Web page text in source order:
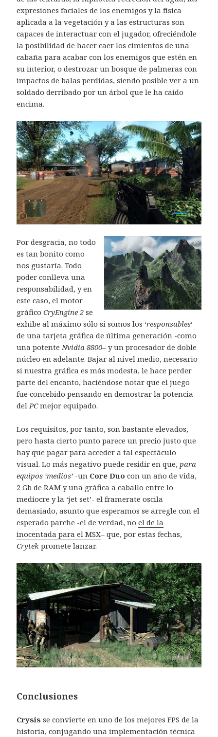
expresiones faciales de los enemigos y la física
aplicada a la vegetación y a las estructuras son
capaces de interactuar con el jugador, ofreciéndole
la posibilidad de hacer caer los cimientos de una
cabaña para acabar con los enemigos que estén en
su interior, o destrozar un bosque de palmeras con
impactos de balas perdidas, siendo posible ver a un
soldado derribado por un árbol que le ha caído
encima.
Por desgracia, no todo
es tan bonito como
nos gustaría. Todo
poder conlleva una
responsabilidad, y en
este caso, el motor
gráficoCryEngine 2 se
exhibe al máximo sólo si somos los ‘responsables‘
de una tarjeta gráfica de última generación -como
una potenteNvidia 8800– y un procesador de doble
núcleo en adelante. Bajar al nivel medio, necesario
si nuestra gráfica es más modesta, le hace perder
parte del encanto, haciéndose notar que el juego
fue concebido pensando en demostrar la potencia
delPCmejor equipado.
Los requisitos, por tanto, son bastante elevados,
pero hasta cierto punto parece un precio justo que
hay que pagar para acceder a tal espectáculo
visual. Lo más negativo puede residir en que,para
equipos ‘medios’ -un Core Duo con un año de vida,
2 Gb de RAM y una gráfica a caballo entre lo
mediocre y la ‘jet set’- el framerate oscila
demasiado, asunto que esperamos se arregle con el
esperado parche -el de verdad, noel de la
inocentada para el MSX– que, por estas fechas,
Crytek promete lanzar.
Conclusiones
Crysis se convierte en uno de los mejores FPS de la
historia, conjugando una implementación técnica